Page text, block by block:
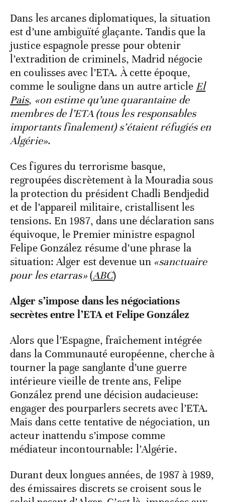
Dans les arcanes diplomatiques, la situation
est d’une ambiguïté glaçante. Tandis que la
justice espagnole presse pour obtenir
l’extradition de criminels, Madrid négocie
en coulisses avec l’ETA. À cette époque,
comme le souligne dans un autre article El
Pais, «on estime qu’une quarantaine de
membres de l’ETA (tous les responsables
importants finalement) s’étaient réfugiés en
Algérie».
Ces figures du terrorisme basque,
regroupées discrètement à la Mouradia sous
la protection du président Chadli Bendjedid
et de l’appareil militaire, cristallisent les
tensions. En 1987, dans une déclaration sans
équivoque, le Premier ministre espagnol
Felipe González résume d’une phrase la
situation: Alger est devenue un «sanctuaire
pour les etarras»(ABC)
Alger s’impose dans les négociations
secrètes entre l’ETA et Felipe González
Alors que l’Espagne, fraîchement intégrée
dans la Communauté européenne, cherche à
tourner la page sanglante d’une guerre
intérieure vieille de trente ans, Felipe
González prend une décision audacieuse:
engager des pourparlers secrets avec l’ETA.
Mais dans cette tentative de négociation, un
acteur inattendu s’impose comme
médiateur incontournable: l’Algérie.
Durant deux longues années, de 1987 à 1989,
des émissaires discrets se croisent sous le